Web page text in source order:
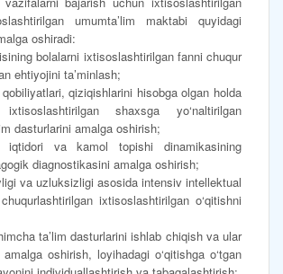
umumta’lim maktabi quyidagi
oshiradi:
bolalarni ixtisoslashtirilgan fanni chuqur
ehtiyojini ta’minlash;
qobiliyatlari, qiziqishlarini hisobga olgan holda
shaxsga yo‘naltirilgan
dasturlarini amalga oshirish;
iqtidori va kamol topishi dinamikasining
diagnostikasini amalga oshirish;
va uzluksizligi asosida intensiv intellektual
ixtisoslashtirilgan o‘qitishni
ta’lim dasturlarini ishlab chiqish va ular
oshirish, loyihadagi o‘qitishga o‘tgan